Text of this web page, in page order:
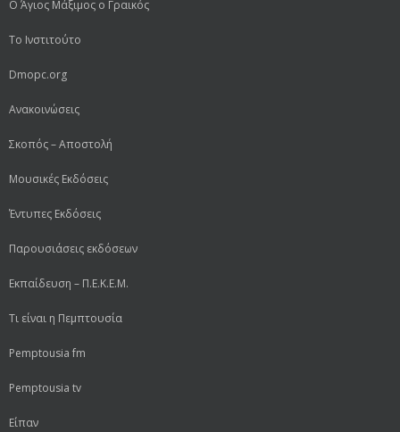
Ο Άγιος Μάξιμος ο Γραικός
Το Ινστιτούτο
Dmopc.org
Ανακοινώσεις
Σκοπός – Αποστολή
Μουσικές Εκδόσεις
Έντυπες Εκδόσεις
Παρουσιάσεις εκδόσεων
Εκπαίδευση – Π.Ε.Κ.Ε.Μ.
Τι είναι η Πεμπτουσία
Pemptousia fm
Pemptousia tv
Είπαν